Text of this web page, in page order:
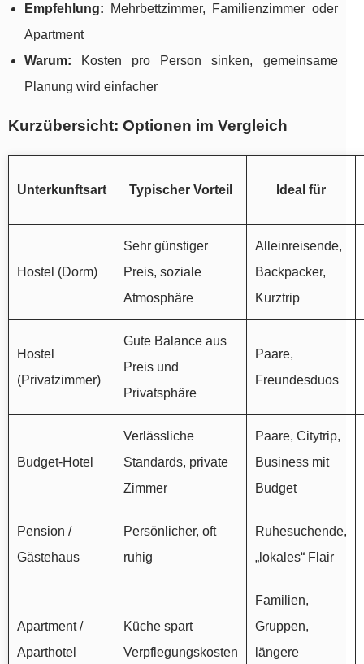
Empfehlung: Mehrbettzimmer, Familienzimmer oder
Apartment
Warum: Kosten pro Person sinken, gemeinsame
Planung wird einfacher
Kurzübersicht: Optionen im Vergleich
Unterkunftsart Typischer Vorteil Ideal für
Hostel (Dorm)
Sehr günstiger
Preis, soziale
Atmosphäre
Alleinreisende,
Backpacker,
Kurztrip
Hostel
(Privatzimmer)
Gute Balance aus
Preis und
Privatsphäre
Paare,
Freundesduos
Budget-Hotel
Verlässliche
Standards, private
Zimmer
Paare, Citytrip,
Business mit
Budget
Pension /
Gästehaus
Persönlicher, oft
ruhig
Ruhesuchende,
„lokales“ Flair
Apartment /
Aparthotel
Küche spart
Verpflegungskosten
Familien,
Gruppen,
längere